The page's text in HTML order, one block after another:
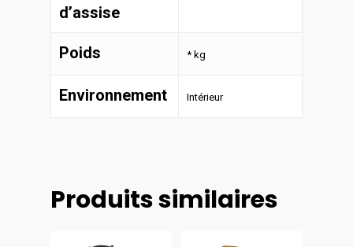
d’assise
Poids * kg
Environnement Intérieur
Produits similaires